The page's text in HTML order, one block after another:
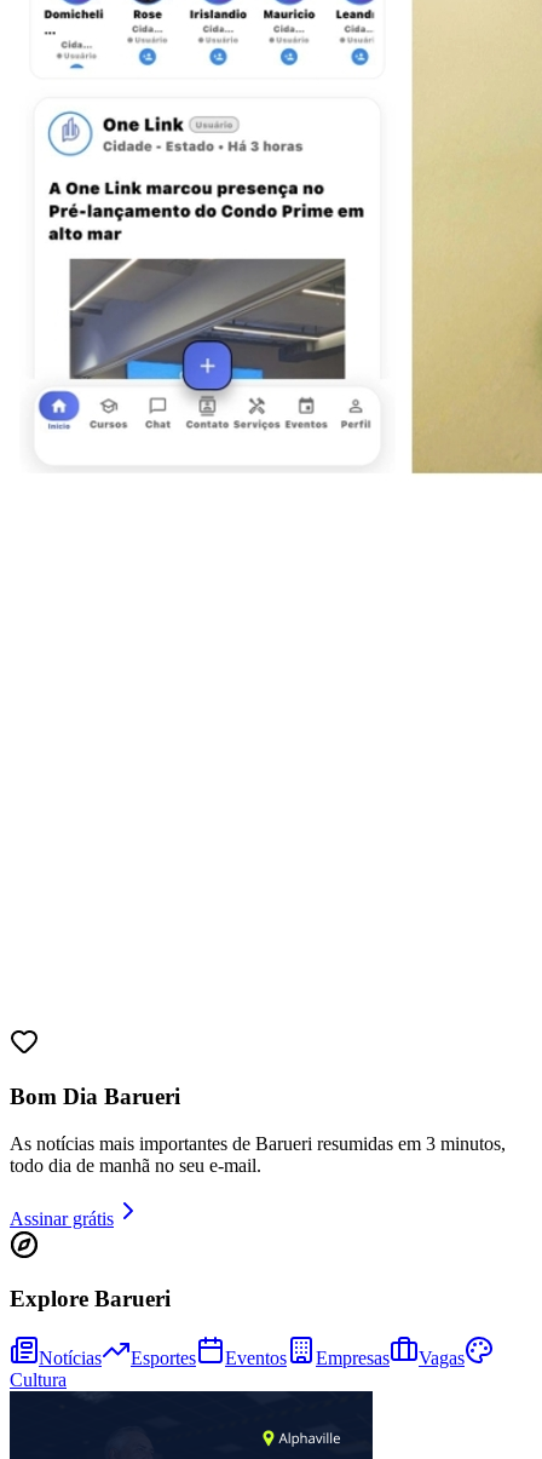
Bom Dia Barueri
As notícias mais importantes de Barueri resumidas em 3 minutos,
todo dia de manhã no seu e-mail.
Assinar grátis
Explore Barueri
Notícias Esportes Eventos Empresas
Vagas
Cultura